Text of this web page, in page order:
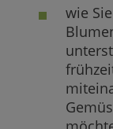
wie